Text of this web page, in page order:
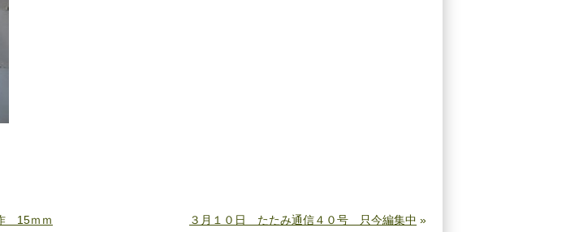
15ｍｍ ３月１０日 たたみ通信４０号 只今編集中 »